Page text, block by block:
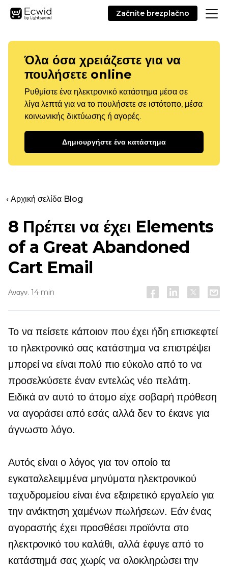
Začnite brezplačno
Όλα όσα χρειάζεστε για να
πουλήσετε online
Ρυθμίστε ένα ηλεκτρονικό κατάστημα μέσα σε
λίγα λεπτά για να το πουλήσετε σε ιστότοπο, μέσα
κοινωνικής δικτύωσης ή αγορές.
Δημιουργήστε ένα κατάστημα
‹ Αρχική σελίδα Blog
8 Πρέπει να έχει Elements
of a Great Abandoned
Cart Email
Αναγν. 14 min
Το να πείσετε κάποιον που έχει ήδη επισκεφτεί
το ηλεκτρονικό σας κατάστημα να επιστρέψει
μπορεί να είναι πολύ πιο εύκολο από το να
προσελκύσετε έναν εντελώς νέο πελάτη.
Ειδικά αν αυτό το άτομο είχε σοβαρή πρόθεση
να αγοράσει από εσάς αλλά δεν το έκανε για
άγνωστο λόγο.
Αυτός είναι ο λόγος για τον οποίο τα
εγκαταλελειμμένα μηνύματα ηλεκτρονικού
ταχυδρομείου είναι ένα εξαιρετικό εργαλείο για
την ανάκτηση χαμένων πωλήσεων. Εάν ένας
αγοραστής έχει προσθέσει προϊόντα στο
ηλεκτρονικό του καλάθι, αλλά έφυγε από το
κατάστημά σας χωρίς να ολοκληρώσει την